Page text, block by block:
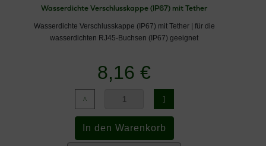
Wasserdichte Verschlusskappe (IP67) mit Tether
Wasserdichte Verschlusskappe (IP67) mit Tether | für die
wasserdichten RJ45-Buchsen (IP67) geeignet
8,16 €